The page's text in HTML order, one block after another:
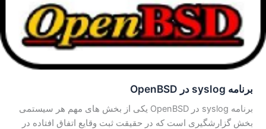
برنامه syslog در OpenBSD
برنامه syslog در OpenBSD یکی از بخش های مهم هر سیستمی
بخش گزارشگیری است که در حقیقت ثبت وقایع اتفاق افتاده در